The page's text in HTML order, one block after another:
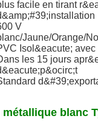
facile en tirant
V
Jaune/Orange/
Isol&eacute;
les 15 jours
blanc